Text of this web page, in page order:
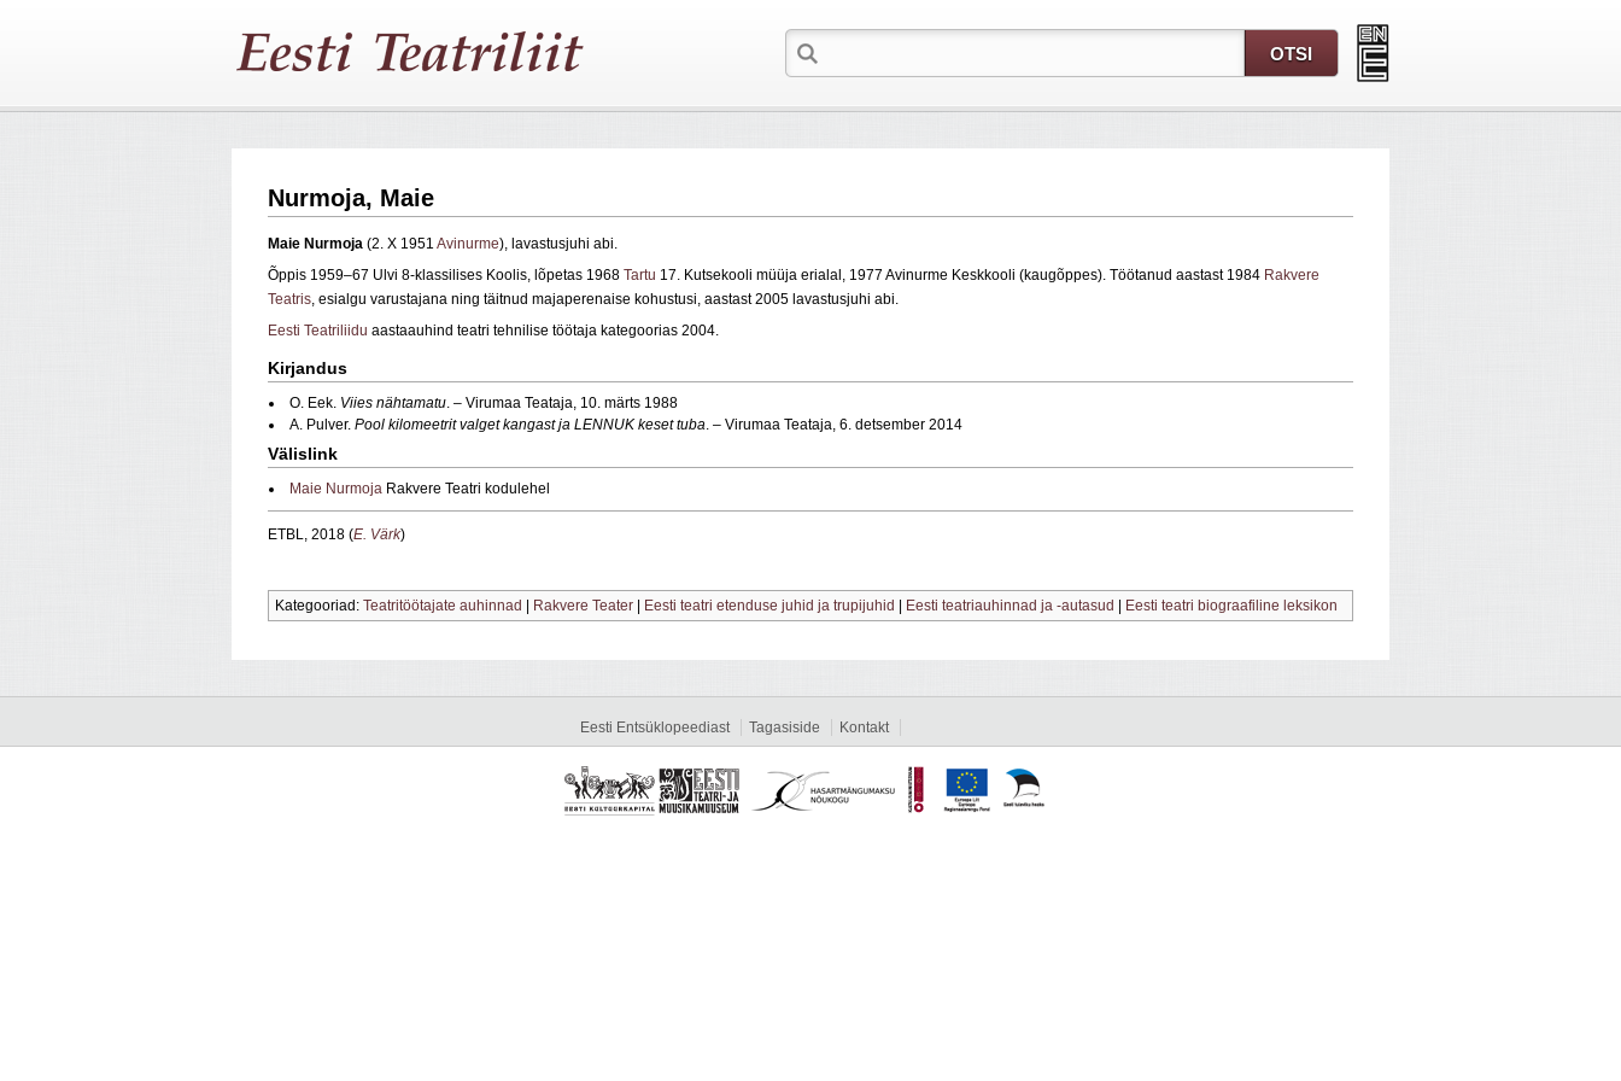
Nurmoja, Maie
Maie Nurmoja (2. X 1951 Avinurme), lavastusjuhi abi.
Õppis 1959–67 Ulvi 8-klassilises Koolis, lõpetas 1968 Tartu 17. Kutsekooli müüja erialal, 1977 Avinurme Keskkooli (kaugõppes). Töötanud aastast 1984 Rakvere
Teatris, esialgu varustajana ning täitnud majaperenaise kohustusi, aastast 2005 lavastusjuhi abi.
Eesti Teatriliidu aastaauhind teatri tehnilise töötaja kategoorias 2004.
Kirjandus
O. Eek. Viies nähtamatu. – Virumaa Teataja, 10. märts 1988
A. Pulver. Pool kilomeetrit valget kangast ja LENNUK keset tuba. – Virumaa Teataja, 6. detsember 2014
Välislink
Maie Nurmoja Rakvere Teatri kodulehel
ETBL, 2018 (E. Värk)
Kategooriad: Teatritöötajate auhinnad | Rakvere Teater | Eesti teatri etenduse juhid ja trupijuhid | Eesti teatriauhinnad ja -autasud | Eesti teatri biograafiline leksikon
Eesti Entsüklopeediast Tagasiside Kontakt